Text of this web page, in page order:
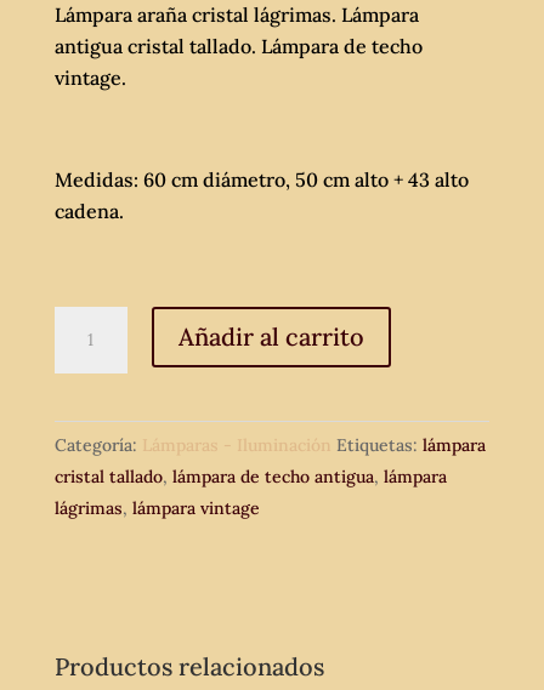
Lámpara araña cristal lágrimas. Lámpara
antigua cristal tallado. Lámpara de techo
vintage.
Medidas: 60 cm diámetro, 50 cm alto + 43 alto
cadena.
araña
Lámpara
antigua
cristal
vintage.
Añadir al carrito
Categoría: Lámparas - Iluminación Etiquetas: lámpara
cristal tallado, lámpara de techo antigua, lámpara
lágrimas, lámpara vintage
Productos relacionados